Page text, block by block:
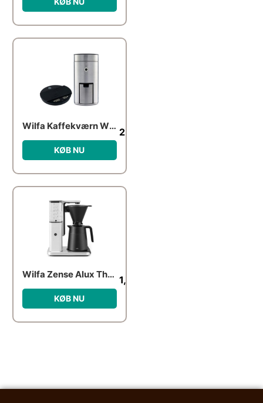
Wilfa Kaffekværn WSFB-100S med vægt KS1B-T2 2,699.00
KØB NU
Wilfa Zense Alux Thermo kaffebrygger 1,899.00
KØB NU